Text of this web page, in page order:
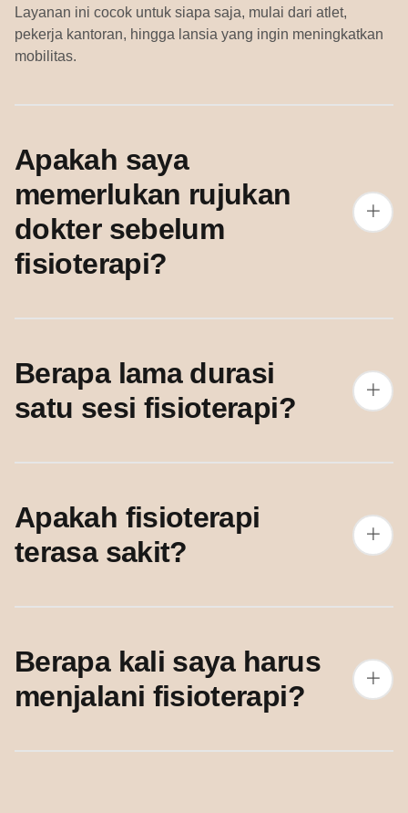
Layanan ini cocok untuk siapa saja, mulai dari atlet,
pekerja kantoran, hingga lansia yang ingin meningkatkan
mobilitas.
Apakah saya
memerlukan rujukan
dokter sebelum
fisioterapi?
Berapa lama durasi
satu sesi fisioterapi?
Apakah fisioterapi
terasa sakit?
Berapa kali saya harus
menjalani fisioterapi?